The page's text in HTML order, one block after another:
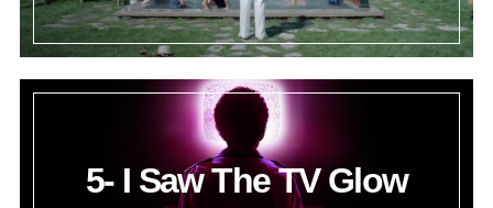
5- I Saw The TV Glow